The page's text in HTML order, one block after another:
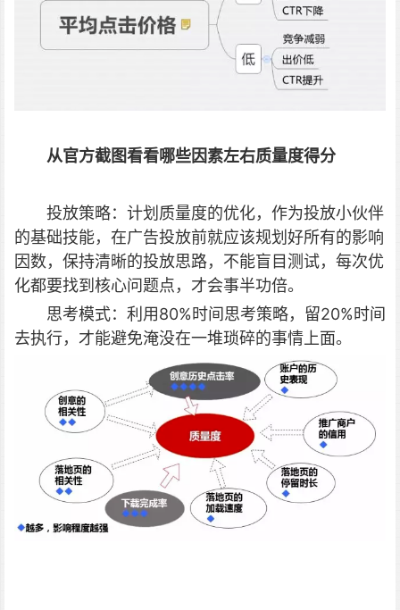
从官方截图看看哪些因素左右质量度得分
投放策略：计划质量度的优化，作为投放小伙伴
的基础技能，在广告投放前就应该规划好所有的影响
因数，保持清晰的投放思路，不能盲目测试，每次优
化都要找到核心问题点，才会事半功倍。
思考模式：利用80%时间思考策略，留20%时间
去执行，才能避免淹没在一堆琐碎的事情上面。